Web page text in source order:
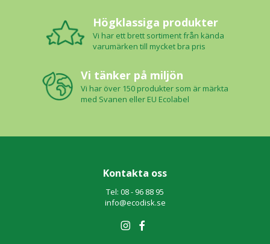
Högklassiga produkter
Vi har ett brett sortiment från kända
varumärken till mycket bra pris
Vi tänker på miljön
Vi har över 150 produkter som är märkta
med Svanen eller EU Ecolabel
Kontakta oss
Tel: 08 - 96 88 95
info@ecodisk.se